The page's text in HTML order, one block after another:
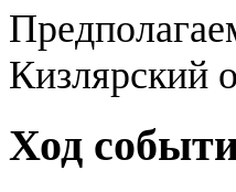
Кизлярский
Ход